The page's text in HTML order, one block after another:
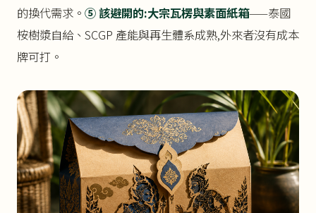
的換代需求。 ⑤ 該避開的:大宗瓦楞與素面紙箱——泰國
桉樹漿自給、SCGP 產能與再生體系成熟,外來者沒有成本
牌可打。